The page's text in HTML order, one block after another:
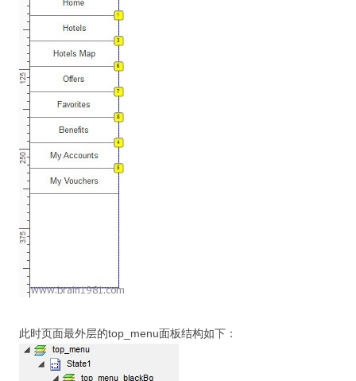
此时页面最外层的top_menu面板结构如下：